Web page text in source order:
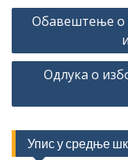
Кретање
Обавештење о
Одлука о
Упис у средње